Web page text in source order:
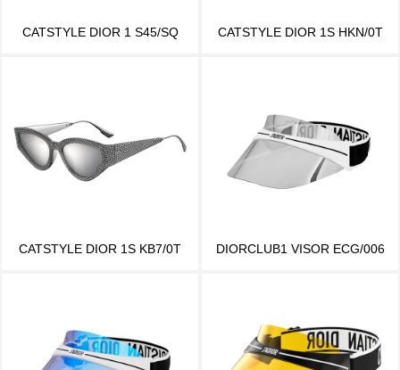
CATSTYLE DIOR 1 S45/SQ CATSTYLE DIOR 1S HKN/0T
CATSTYLE DIOR 1S KB7/0T DIORCLUB1 VISOR ECG/006